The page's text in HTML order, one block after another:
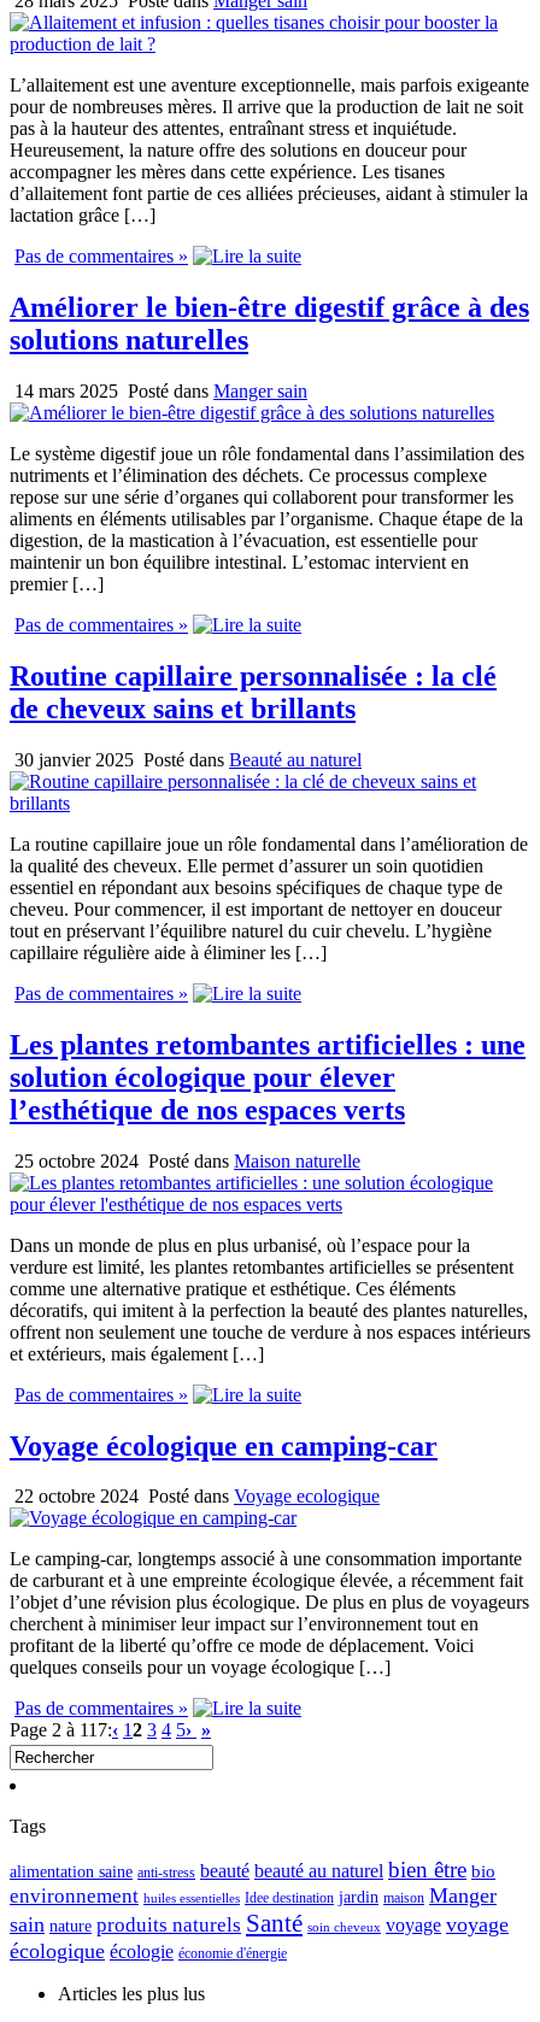
L’allaitement est une aventure exceptionnelle, mais parfois exigeante
pour de nombreuses mères. Il arrive que la production de lait ne soit
pas à la hauteur des attentes, entraînant stress et inquiétude.
Heureusement, la nature offre des solutions en douceur pour
accompagner les mères dans cette expérience. Les tisanes
d’allaitement font partie de ces alliées précieuses, aidant à stimuler la
lactation grâce […]
Pas de commentaires »
Améliorer le bien-être digestif grâce à des
solutions naturelles
14 mars 2025 Posté dans Manger sain
Le système digestif joue un rôle fondamental dans l’assimilation des
nutriments et l’élimination des déchets. Ce processus complexe
repose sur une série d’organes qui collaborent pour transformer les
aliments en éléments utilisables par l’organisme. Chaque étape de la
digestion, de la mastication à l’évacuation, est essentielle pour
maintenir un bon équilibre intestinal. L’estomac intervient en
premier […]
Pas de commentaires »
Routine capillaire personnalisée : la clé
de cheveux sains et brillants
30 janvier 2025 Posté dans Beauté au naturel
La routine capillaire joue un rôle fondamental dans l’amélioration de
la qualité des cheveux. Elle permet d’assurer un soin quotidien
essentiel en répondant aux besoins spécifiques de chaque type de
cheveu. Pour commencer, il est important de nettoyer en douceur
tout en préservant l’équilibre naturel du cuir chevelu. L’hygiène
capillaire régulière aide à éliminer les […]
Pas de commentaires »
Les plantes retombantes artificielles : une
solution écologique pour élever
l’esthétique de nos espaces verts
25 octobre 2024 Posté dans Maison naturelle
Dans un monde de plus en plus urbanisé, où l’espace pour la
verdure est limité, les plantes retombantes artificielles se présentent
comme une alternative pratique et esthétique. Ces éléments
décoratifs, qui imitent à la perfection la beauté des plantes naturelles,
offrent non seulement une touche de verdure à nos espaces intérieurs
et extérieurs, mais également […]
Pas de commentaires »
Voyage écologique en camping-car
22 octobre 2024 Posté dans Voyage ecologique
Le camping-car, longtemps associé à une consommation importante
de carburant et à une empreinte écologique élevée, a récemment fait
l’objet d’une révision plus écologique. De plus en plus de voyageurs
cherchent à minimiser leur impact sur l’environnement tout en
profitant de la liberté qu’offre ce mode de déplacement. Voici
quelques conseils pour un voyage écologique […]
Pas de commentaires »
Page 2 à 117:‹ 12 3 4 5› »
Tags
alimentation saine anti-stress beauté beauté au naturel bien être bio
environnement huiles essentielles Idee destination jardin maison Manger
sain nature produits naturels Santé soin cheveux voyage voyage
écologique écologie économie d'énergie
Articles les plus lus